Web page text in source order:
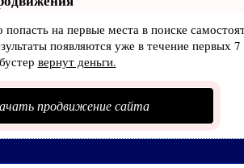
попасть на первые места в поиске
появляются уже в течение первых
вернут деньги.
продвижение сайта